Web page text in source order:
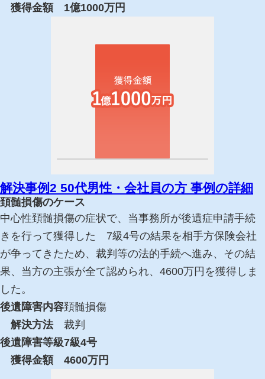
獲得金額
1億1000万円
解決事例2 50代男性・会社員の方 事例の詳細
頚髄損傷のケース
中心性頚髄損傷の症状で、当事務所が後遺症申請手続
きを行って獲得した 7級4号の結果を相手方保険会社
が争ってきたため、裁判等の法的手続へ進み、その結
果、当方の主張が全て認められ、4600万円を獲得しま
した。
後遺障害内容頚髄損傷
解決方法
裁判
後遺障害等級7級4号
獲得金額
4600万円